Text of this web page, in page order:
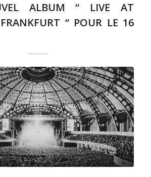
ALBUM “ LIVE AT
“ POUR LE 16